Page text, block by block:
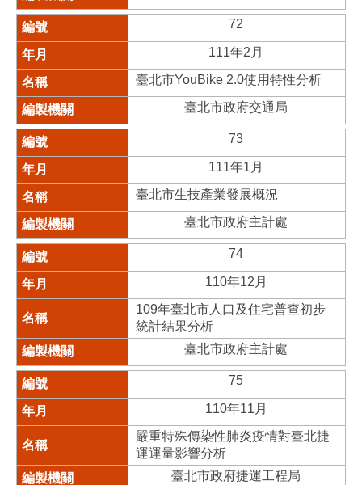
72
111年2月
臺北市YouBike 2.0使用特性分析
臺北市政府交通局
73
111年1月
臺北市生技產業發展概況
臺北市政府主計處
74
110年12月
109年臺北市人口及住宅普查初步
統計結果分析
臺北市政府主計處
75
110年11月
嚴重特殊傳染性肺炎疫情對臺北捷
運運量影響分析
臺北市政府捷運工程局